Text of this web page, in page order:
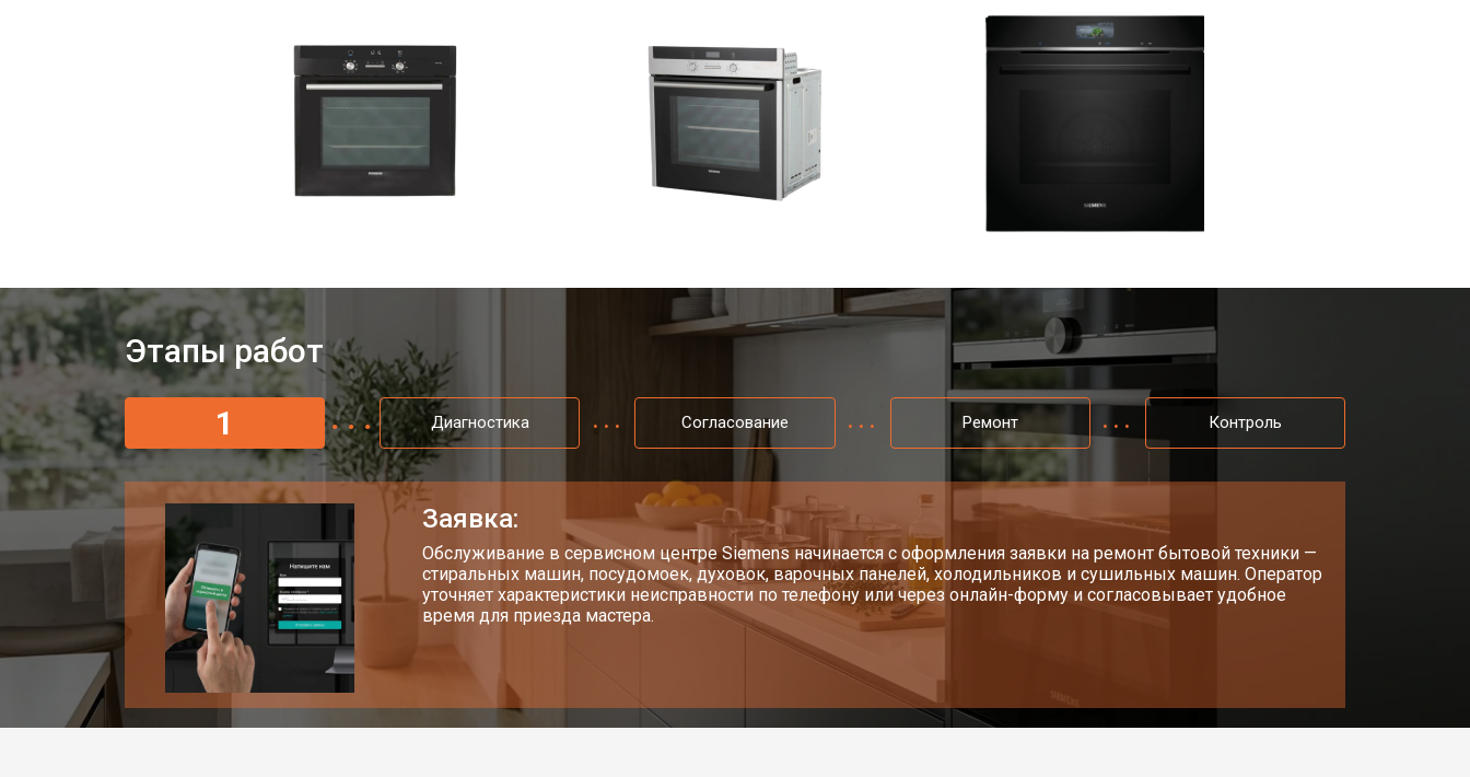
Этапы работ
1
Диагностика Согласование Ремонт Контроль
Заявка:
Обслуживание в сервисном центре Siemens начинается с оформления заявки на ремонт бытовой техники —
стиральных машин, посудомоек, духовок, варочных панелей, холодильников и сушильных машин. Оператор
уточняет характеристики неисправности по телефону или через онлайн-форму и согласовывает удобное
время для приезда мастера.